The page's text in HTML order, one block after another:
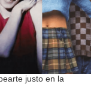
justo en la